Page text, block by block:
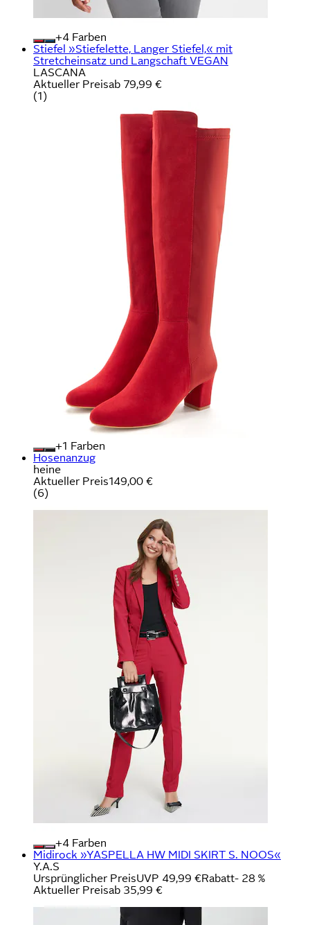
+
Farben
Stiefel »Stiefelette, Langer Stiefel,« mit
Stretcheinsatz und Langschaft VEGAN
LASCANA
Aktueller Preisab 79,99 €
(1)
+
Farben
Hosenanzug
heine
Aktueller Preis149,00 €
(6)
+
Farben
Midirock »YASPELLA HW MIDI SKIRT S. NOOS«
Y.A.S
Ursprünglicher PreisUVP 49,99 €Rabatt- 28 %
Aktueller Preisab 35,99 €